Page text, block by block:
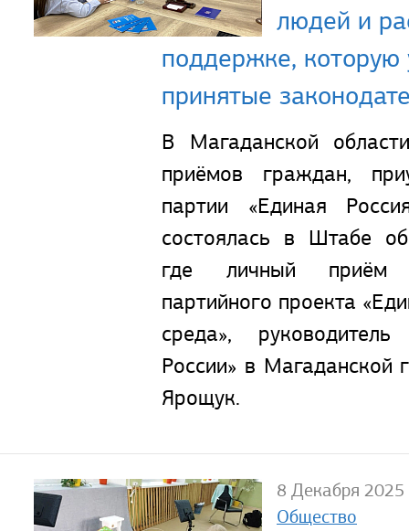
людей и
поддержке,
принятые
В Магаданской
приёмов граждан,
партии «Единая
состоялась в Штабе
где личный приём
партийного проекта
среда»,
России» в Магаданской
Ярощук.
8 Декабря 2025
Общество